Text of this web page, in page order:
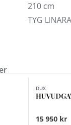
210 cm
TYG
val (16)
DUX
15 950 kr